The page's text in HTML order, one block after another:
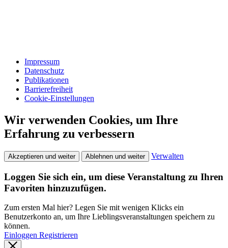
Impressum
Datenschutz
Publikationen
Barrierefreiheit
Cookie-Einstellungen
Wir verwenden Cookies, um Ihre
Erfahrung zu verbessern
Akzeptieren und weiter Ablehnen und weiter Verwalten
Loggen Sie sich ein, um diese Veranstaltung zu Ihren
Favoriten hinzuzufügen.
Zum ersten Mal hier? Legen Sie mit wenigen Klicks ein
Benutzerkonto an, um Ihre Lieblingsveranstaltungen speichern zu
können.
Einloggen Registrieren